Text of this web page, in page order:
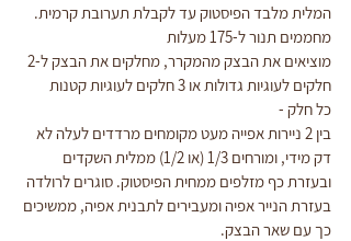
המלית מלבד הפיסטוק עד לקבלת תערובת קרמית.
מחממים תנור ל-175 מעלות
חלקים לעוגיות גדולות או 3 חלקים לעוגיות קטנות
כל חלק -
בין 2 ניירות אפייה מעט מקומחים מרדדים לעלה לא
דק מידי, ומורחים 1/3 (או 1/2) ממלית השקדים
ובעזרת כף מזלפים ממחית הפיסטוק. סוגרים לרולדה
בעזרת הנייר אפיה ומעבירים לתבנית אפיה, ממשיכים
כך עם שאר הבצק.